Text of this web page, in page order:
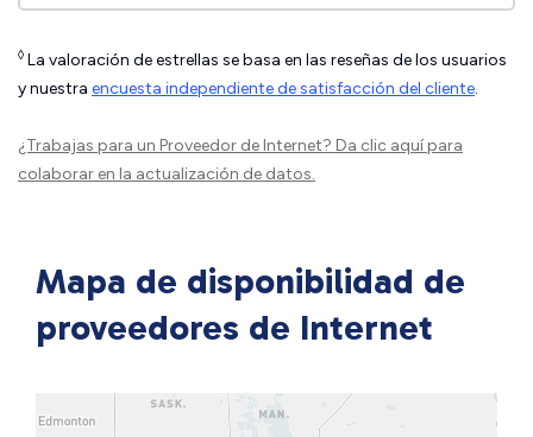
◊ La valoración de estrellas se basa en las reseñas de los usuarios
y nuestra encuesta independiente de satisfacción del cliente.
¿Trabajas para un Proveedor de Internet? Da clic aquípara
colaborar en la actualización de datos.
Mapa de disponibilidad de
proveedores de Internet